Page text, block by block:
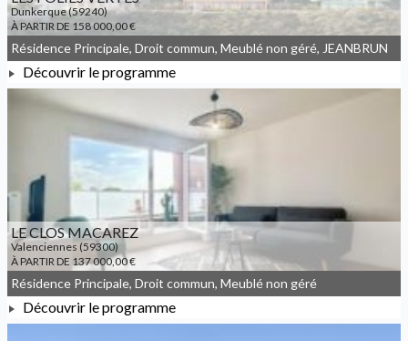
Dunkerque (59240)
À PARTIR DE 158 000,00 €
À PARTIR DE 158 000,00 €
Résidence Principale, Droit commun, Meublé non géré, JEANBRUN
Découvrir le programme
LE CLOS MACAREZ
Valenciennes (59300)
À PARTIR DE 137 000,00 €
Résidence Principale, Droit commun, Meublé non géré
Découvrir le programme